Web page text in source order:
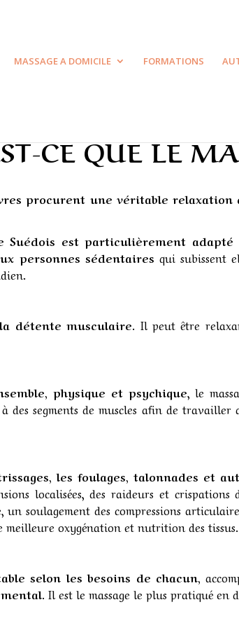
MASSAGE A DOMICILE FORMATIONS
CE QUE LE
procurent une véritable relaxation
Suédois est particulièrement
personnes sédentaires qui subissent
détente musculaire . Il peut être
physique et psychique , le
des segments de muscles afin de travailler
les foulages, talonnades et
localisées, des raideurs et crispations
soulagement des compressions
oxygénation et nutrition des tissus.
selon les besoins de chacun,
mental.Il est le massage le plus pratiqué en